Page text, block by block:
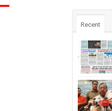
Recent